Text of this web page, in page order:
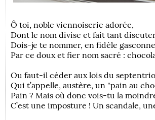
Ô toi, noble viennoiserie adorée,
Dont le nom divise et fait tant
Dois-je te nommer, en fidèle
Par ce doux et fier nom sacré :
Ou faut-il céder aux lois du
Qui t’appelle, austère, un "pain au
Pain ? Mais où donc vois-tu la
C’est une imposture ! Un scandale,